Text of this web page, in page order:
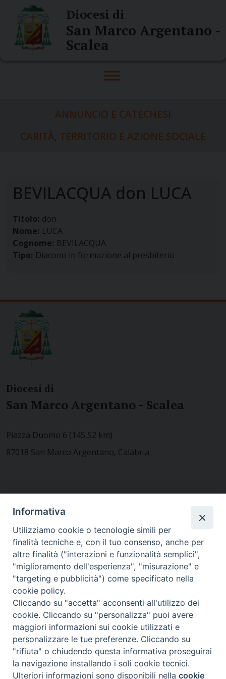
content
Diocesi di
San Marco Argentano -
Scalea
ANNUNCIO E CATECHESI
CARITÀ, TERRITORIO E AZIONE SOCIALE
BEVILACQUA don LUCA
Titolo: don
Nome: LUCA
Cognome: BEVILACQUA
Tipo: Diacono in formazione al presbiterio
Diocesi di
San Marco Argentano - Scalea
Piazza Duomo 6 (145,52 km)
87018 San Marco Argentano, Calabria
MODULISTICA
WEBMAIL
RENDICONTO 8X1000
PRIVACY E COOKIE POLICY
Preferenze Cookie
Informativa
Utilizziamo cookie o tecnologie simili per
finalità tecniche e, con il tuo consenso, anche per
altre finalità ("interazioni e funzionalità semplici",
"miglioramento dell'esperienza", "misurazione" e
"targeting e pubblicità") come specificato nella
cookie policy.
Cliccando su "accetta" acconsenti all'utilizzo dei
cookie. Cliccando su "personalizza" puoi avere
maggiori informazioni sui cookie utilizzati e
personalizzare le tue preferenze. Cliccando su
"rifiuta" o chiudendo questa informativa proseguirai
la navigazione installando i soli cookie tecnici.
Ulteriori informazioni sono disponibili nellacookie